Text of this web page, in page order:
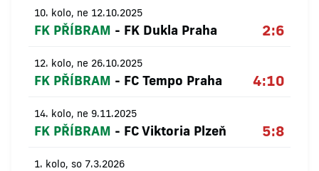
10. kolo, ne 12.10.2025
FK PŘÍBRAM - FK Dukla Praha 2:6
12. kolo, ne 26.10.2025
FK PŘÍBRAM - FC Tempo Praha 4:10
14. kolo, ne 9.11.2025
FK PŘÍBRAM - FC Viktoria Plzeň 5:8
1. kolo, so 7.3.2026